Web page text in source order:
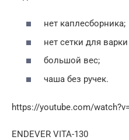
нет каплесборника;
нет сетки для
большой вес;
чаша без ручек.
https://youtube.com/
ENDEVER VITA-130